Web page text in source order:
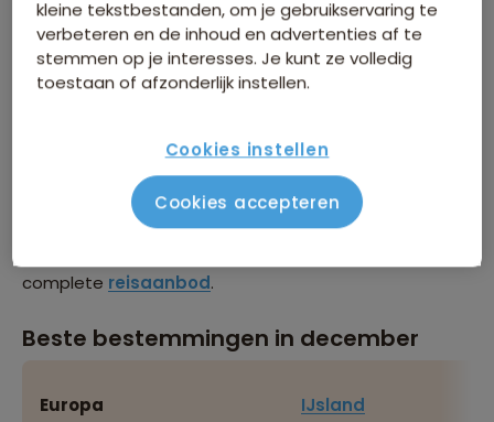
hier van prachtige landschappen, watervallen en
geisers!
De landen gemarkeerd op de kaart zijn in juni goed te
bereizen. Staat jouw favoriete reisbestemming er niet
complete reisaanbod.
Beste bestemmingen in december
Europa IJsland
kleine tekstbestanden, om je gebruikservaring te
verbeteren en de inhoud en advertenties af te
stemmen op je interesses. Je kunt ze volledig
toestaan of afzonderlijk instellen.
Cookies instellen
Cookies accepteren